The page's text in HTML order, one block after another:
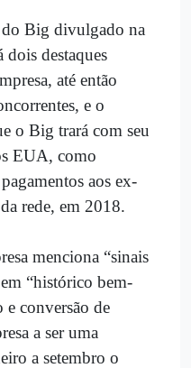
Big divulgado na
dois destaques
até então
e o
o Big trará com seu
EUA, como
aos ex-
rede, em 2018.
menciona “sinais
“histórico bem-
e conversão de
a ser uma
a setembro o